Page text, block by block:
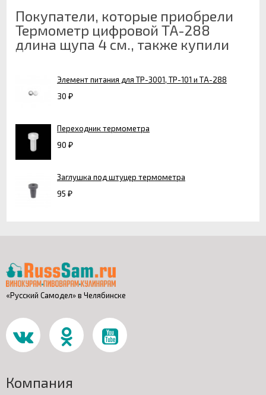
Покупатели, которые приобрели
Термометр цифровой ТA-288
длина щупа 4 см., также купили
Элемент питания для ТР-3001, ТР-101 и ТА-288
30 ₽
Переходник термометра
90 ₽
Заглушка под штуцер термометра
95 ₽
«Русский Самодел» в Челябинске
Компания